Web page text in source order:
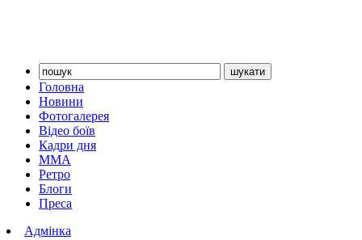
Головна
Новини
Фотогалерея
Відео боїв
Кадри дня
ММА
Ретро
Блоги
Преса
Адмінка